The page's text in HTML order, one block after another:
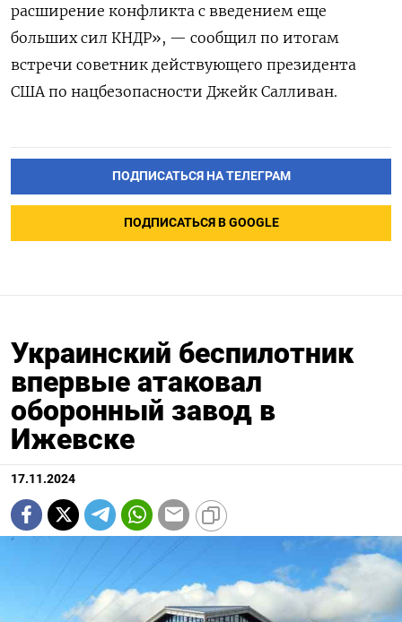
расширение конфликта с введением еще
больших сил КНДР», — сообщил по итогам
встречи советник действующего президента
США по нацбезопасности Джейк Салливан.
ПОДПИСАТЬСЯ НА ТЕЛЕГРАМ
ПОДПИСАТЬСЯ В GOOGLE
Украинский беспилотник
впервые атаковал
оборонный завод в
Ижевске
17.11.2024